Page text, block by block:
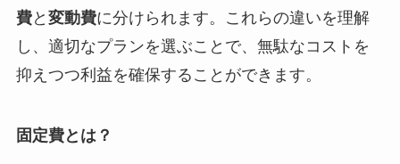
費と 変動費に分けられます。これらの違いを理解
し、適切なプランを選ぶことで、無駄なコストを
抑えつつ利益を確保することができます。
固定費とは？